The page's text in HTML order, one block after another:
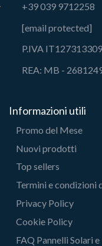
+39 039 9712258
[email protected]
P.IVA
REA: MB -
Informazioni utili
Promo del Mese
Nuovi prodotti
Top sellers
Termini e condizioni
Privacy Policy
Cookie Policy
FAQ Pannelli Solari